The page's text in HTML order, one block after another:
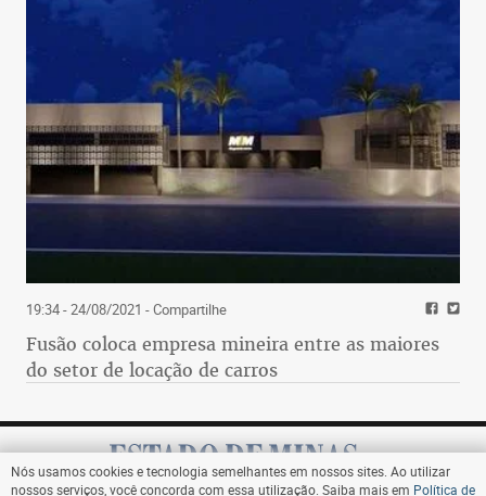
Nós usamos cookies e tecnologia semelhantes em nossos sites. Ao utilizar
nossos serviços, você concorda com essa utilização. Saiba mais em Política de
19:34 - 24/08/2021 - Compartilhe
Fusão coloca empresa mineira entre as maiores
do setor de locação de carros